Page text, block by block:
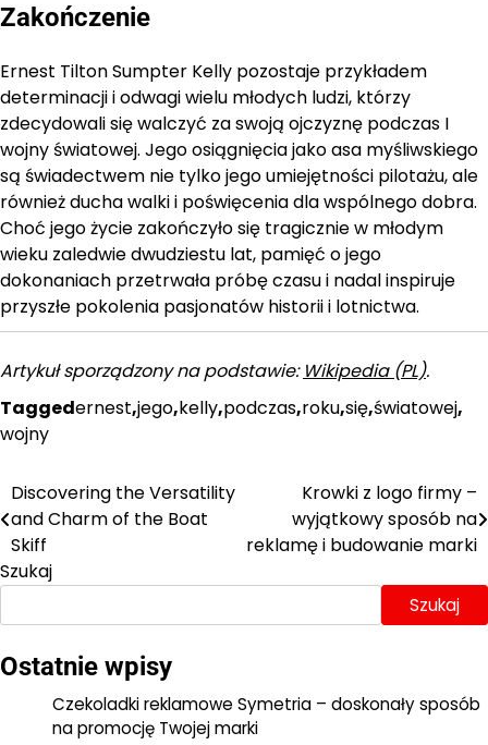
Zakończenie
Ernest Tilton Sumpter Kelly pozostaje przykładem
determinacji i odwagi wielu młodych ludzi, którzy
zdecydowali się walczyć za swoją ojczyznę podczas I
wojny światowej. Jego osiągnięcia jako asa myśliwskiego
są świadectwem nie tylko jego umiejętności pilotażu, ale
również ducha walki i poświęcenia dla wspólnego dobra.
Choć jego życie zakończyło się tragicznie w młodym
wieku zaledwie dwudziestu lat, pamięć o jego
dokonaniach przetrwała próbę czasu i nadal inspiruje
przyszłe pokolenia pasjonatów historii i lotnictwa.
Artykuł sporządzony na podstawie: Wikipedia (PL).
Taggedernest,jego,kelly,podczas,roku,się,światowej,
wojny
Nawigacja
wpisu
Discovering the Versatility
and Charm of the Boat
Skiff
Krowki z logo firmy –
wyjątkowy sposób na
reklamę i budowanie marki
Szukaj
Szukaj
Ostatnie wpisy
Czekoladki reklamowe Symetria – doskonały sposób
na promocję Twojej marki